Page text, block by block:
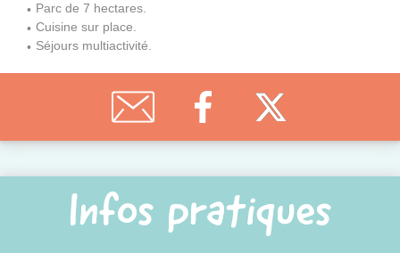
Parc de 7 hectares.
Cuisine sur place.
Séjours multiactivité.
Infos pratiques